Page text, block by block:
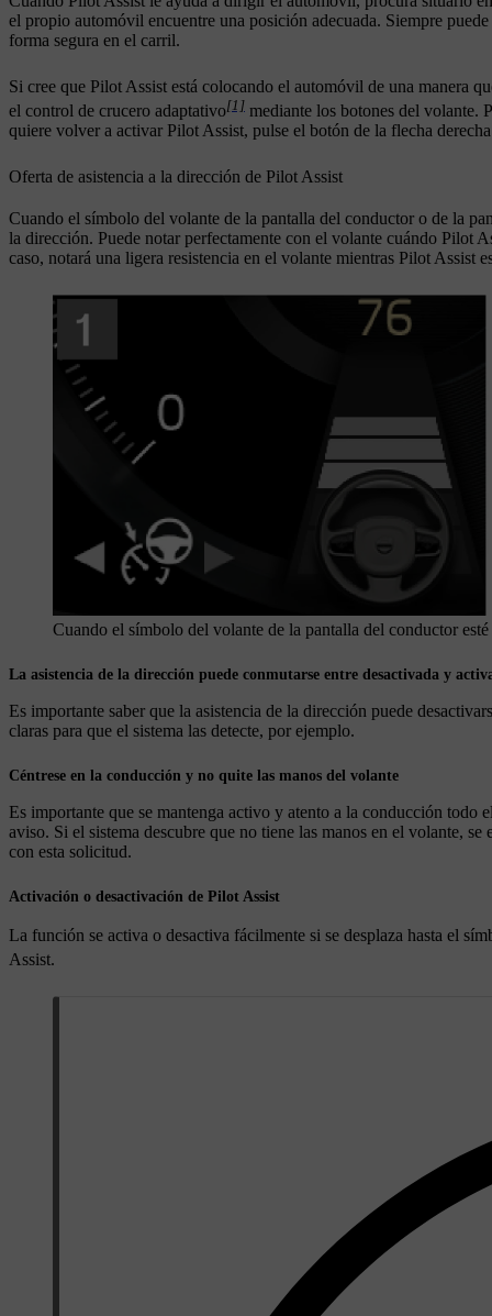
el propio automóvil encuentre una posición adecuada. Siempre
forma segura en el carril.
Si cree que Pilot Assist está colocando el automóvil de una manera
el control de crucero adaptativo[1] mediante los botones del volante.
quiere volver a activar Pilot Assist, pulse el botón de la flecha
Oferta de asistencia a la dirección de Pilot Assist
Cuando el símbolo del volante de la pantalla del conductor o de la
la dirección. Puede notar perfectamente con el volante cuándo Pilot
caso, notará una ligera resistencia en el volante mientras Pilot Assist
Cuando el símbolo del volante de la pantalla del conductor
La asistencia de la dirección puede conmutarse entre desactivada y
Es importante saber que la asistencia de la dirección puede
claras para que el sistema las detecte, por ejemplo.
Céntrese en la conducción y no quite las manos del volante
Es importante que se mantenga activo y atento a la conducción todo
aviso. Si el sistema descubre que no tiene las manos en el volante,
con esta solicitud.
Activación o desactivación de Pilot Assist
La función se activa o desactiva fácilmente si se desplaza hasta el
Assist.